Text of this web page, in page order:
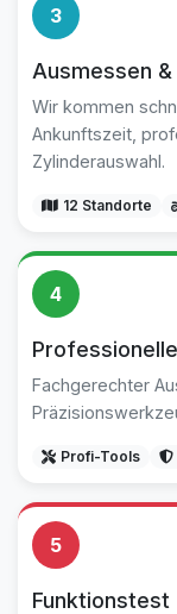
3
Ausmessen
Wir kommen
Ankunftszeit,
Zylinderauswahl.
12 Standorte
4
Fachgerechter
Profi-Tools
5
Funktionstest